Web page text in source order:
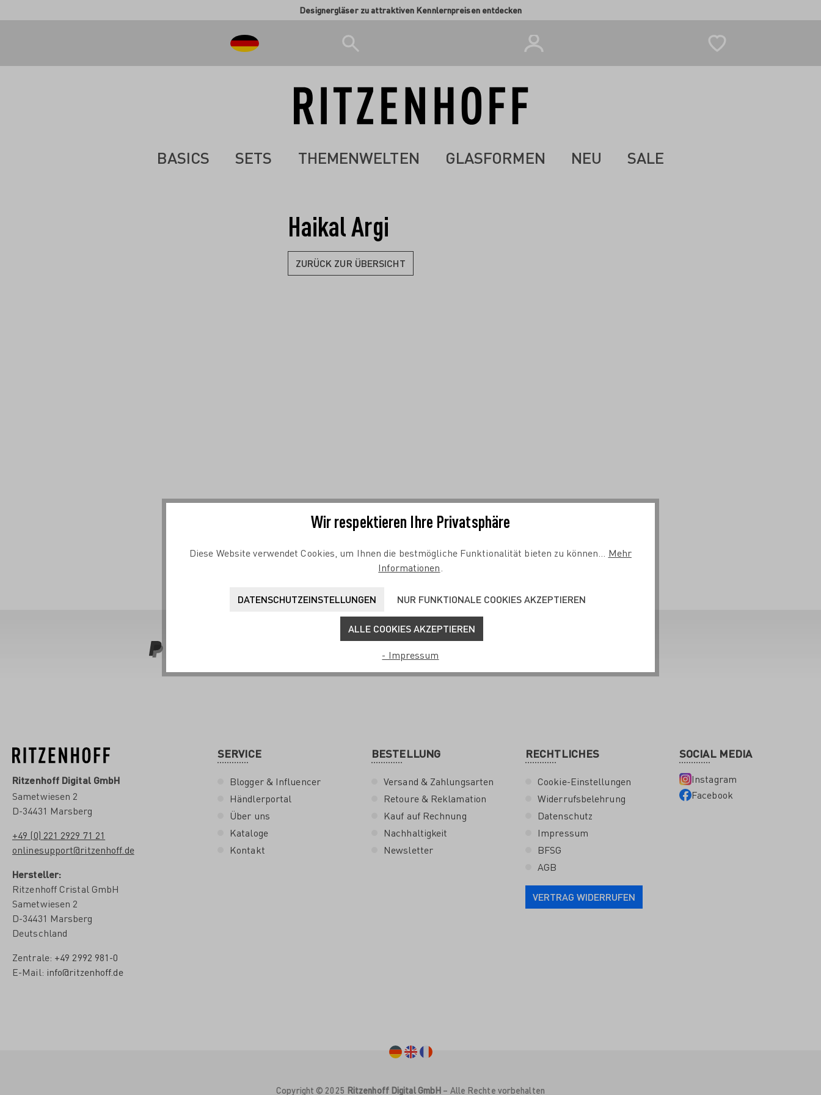
Designergläser zu attraktiven Kennlernpreisen entdecken
BASICS SETS THEMENWELTEN GLASFORMEN NEU SALE
Haikal Argi
ZURÜCK ZUR ÜBERSICHT
Ritzenhoff Digital GmbH
Sametwiesen 2
D-34431 Marsberg
+49 (0) 221 2929 71 21
onlinesupport@ritzenhoff.de
Hersteller:
Ritzenhoff Cristal GmbH
Sametwiesen 2
D-34431 Marsberg
Deutschland
Zentrale: +49 2992 981-0
E-Mail: info@ritzenhoff.de
SERVICE
Blogger & Influencer
Händlerportal
Über uns
Kataloge
Kontakt
BESTELLUNG
Versand & Zahlungsarten
Retoure & Reklamation
Kauf auf Rechnung
Nachhaltigkeit
Newsletter
RECHTLICHES
Cookie-Einstellungen
Widerrufsbelehrung
Datenschutz
Impressum
BFSG
AGB
VERTRAG WIDERRUFEN
SOCIAL MEDIA
Instagram
Facebook
Copyright © 2025 Ritzenhoff Digital GmbH – Alle Rechte vorbehalten
Wir respektieren Ihre Privatsphäre
Diese Website verwendet Cookies, um Ihnen die bestmögliche Funktionalität bieten zu können... Mehr
Informationen.
DATENSCHUTZEINSTELLUNGEN NUR FUNKTIONALE COOKIES AKZEPTIEREN
ALLE COOKIES AKZEPTIEREN
- Impressum